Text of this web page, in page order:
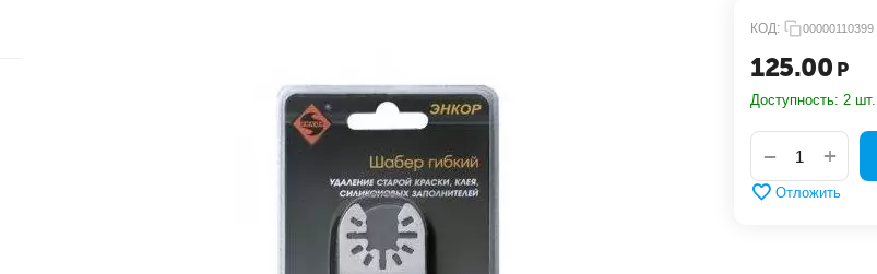
КОД: 00000110399
125.00 Р
Доступность: 2 шт.
+
−
Отложить